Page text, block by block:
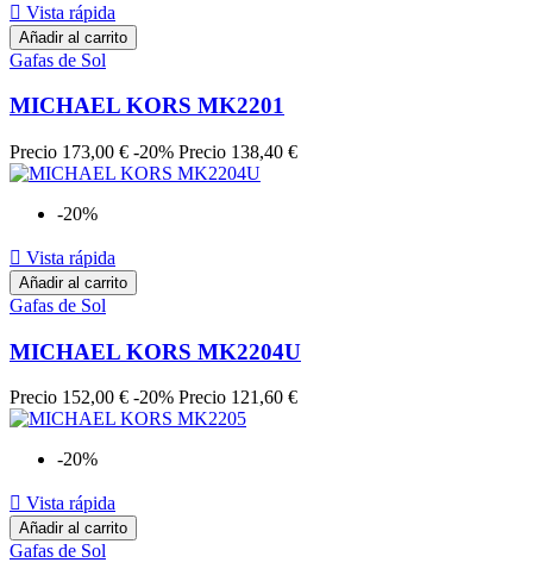
 Vista rápida
Añadir al carrito
Gafas de Sol
MICHAEL KORS MK2201
Precio 173,00 € -20% Precio 138,40 €
-20%
 Vista rápida
Añadir al carrito
Gafas de Sol
MICHAEL KORS MK2204U
Precio 152,00 € -20% Precio 121,60 €
-20%
 Vista rápida
Añadir al carrito
Gafas de Sol